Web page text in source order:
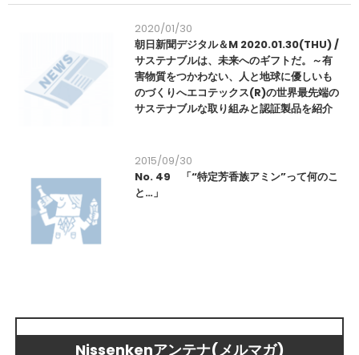
2020/01/30
朝日新聞デジタル＆M 2020.01.30(THU) /
サステナブルは、未来へのギフトだ。～有
害物質をつかわない、人と地球に優しいも
のづくりへエコテックス(R)の世界最先端の
サステナブルな取り組みと認証製品を紹介
2015/09/30
No. 49 「“特定芳香族アミン”って何のこ
と…」
Nissenkenアンテナ(メルマガ)